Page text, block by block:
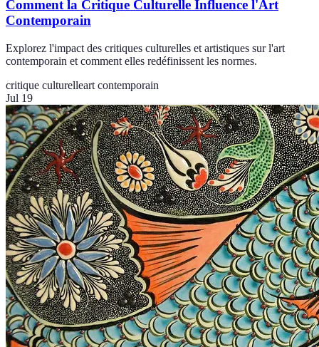
Comment la Critique Culturelle Influence l'Art
Contemporain
Explorez l'impact des critiques culturelles et artistiques sur l'art
contemporain et comment elles redéfinissent les normes.
critique culturelleart contemporain
Jul 19